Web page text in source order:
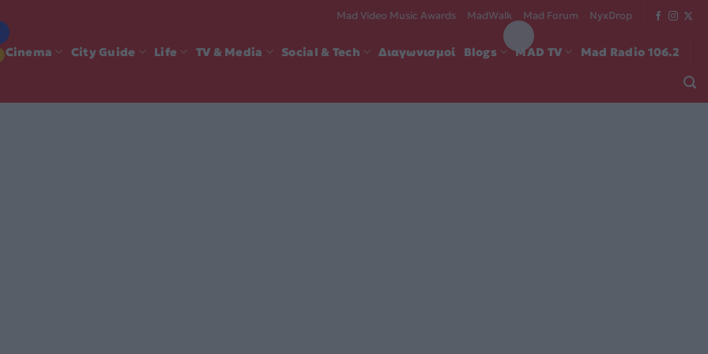
Mad Video Music Awards MadWalk Mad Forum NyxDrop
Cinema City Guide Life TV & Media Social & Tech Διαγωνισμοί Blogs MAD TV Mad Radio 106.2